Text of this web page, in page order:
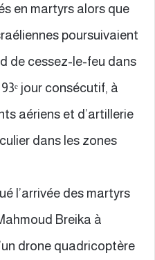
en martyrs alors que
poursuivaient
de cessez-le-feu dans
jour consécutif, à
aériens et d’artillerie
dans les zones
l’arrivée des martyrs
Breika à
drone quadricoptère